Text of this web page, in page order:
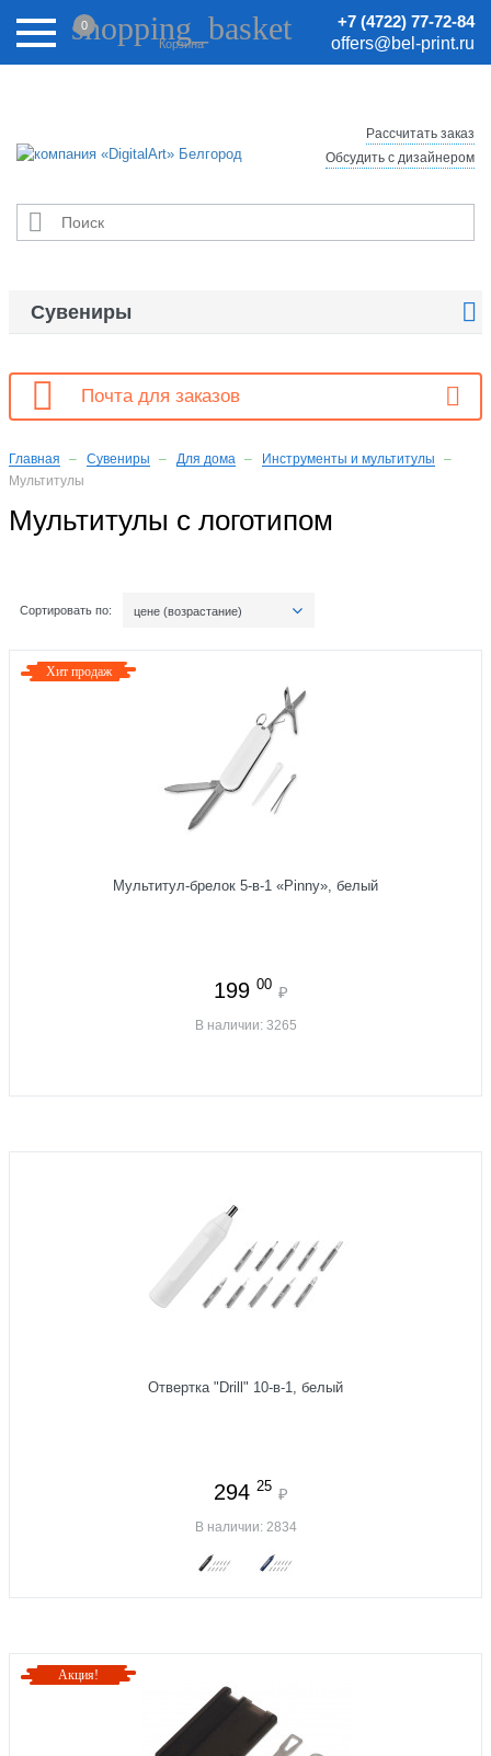
Внимание! Цены на сайте могут быть неактуальными.
Актуальные цены уточняйте у менеджеров.
+7 (4722) 77-72-84
offers@bel-print.ru
shopping_basket
Корзина
0

Рассчитать заказ
Обсудить с дизайнером
Сувениры 
 Почта для заказов
Главная Сувениры Для дома
Инструменты и мультитулы
Мультитулы
Мультитулы с логотипом
Сортировать по: цене (возрастание)
Хит продаж
Мультитул-брелок 5-в-1 «Pinny», белый
199 00 ₽
В наличии: 3265
Отвертка "Drill" 10-в-1, белый
294 25 ₽
В наличии: 2834
Акция!